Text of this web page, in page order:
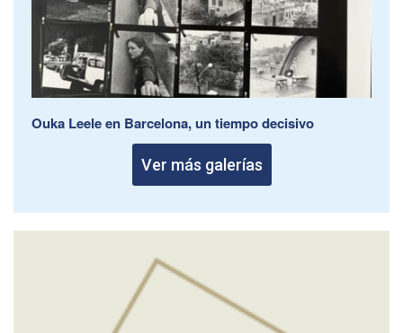
Ouka Leele en Barcelona, un tiempo decisivo
Ver más galerías